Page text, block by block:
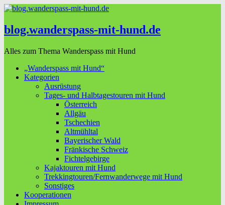
blog.wanderspass-mit-hund.de
Alles zum Thema Wanderspass mit Hund
„Wanderspass mit Hund“
Kategorien
Ausrüstung
Tages- und Halbtagestouren mit Hund
Österreich
Allgäu
Tschechien
Altmühltal
Bayerischer Wald
Fränkische Schweiz
Fichtelgebirge
Kajaktouren mit Hund
Trekkingtouren/Fernwanderwege mit Hund
Sonstiges
Kooperationen